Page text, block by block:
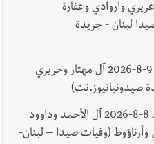
في صيدا - 10-8-2026 آل غريري واروادي وعفارة
لبنان - جريدة
وفاة الحاجة هدية إبراهيم مهتار - 9-8-2026 آل مهتار وحريري
صيدونيانيوز.نت)
وفاة الحاجة وداد علي الحاج داوود 8-8-2026 آل الأحمد وداوود
(وفيات صيدا – لبنان-